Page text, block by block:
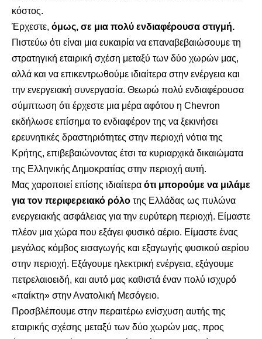
κόστος.
Έρχεστε, όμως, σε μια πολύ ενδιαφέρουσα στιγμή.
Πιστεύω ότι είναι μια ευκαιρία να επαναβεβαιώσουμε τη
στρατηγική εταιρική σχέση μεταξύ των δύο χωρών μας,
αλλά και να επικεντρωθούμε ιδιαίτερα στην ενέργεια και
την ενεργειακή συνεργασία. Θεωρώ πολύ ενδιαφέρουσα
σύμπτωση ότι έρχεστε μια μέρα αφότου η Chevron
εκδήλωσε επίσημα το ενδιαφέρον της να ξεκινήσει
ερευνητικές δραστηριότητες στην περιοχή νότια της
Κρήτης, επιβεβαιώνοντας έτσι τα κυριαρχικά δικαιώματα
της Ελληνικής Δημοκρατίας στην περιοχή αυτή.
Μας χαροποιεί επίσης ιδιαίτερα ότι μπορούμε να μιλάμε
για τον περιφερειακό ρόλο της Ελλάδας ως πυλώνα
ενεργειακής ασφάλειας για την ευρύτερη περιοχή. Είμαστε
πλέον μια χώρα που εξάγει φυσικό αέριο. Είμαστε ένας
μεγάλος κόμβος εισαγωγής και εξαγωγής φυσικού αερίου
στην περιοχή. Εξάγουμε ηλεκτρική ενέργεια, εξάγουμε
πετρελαιοειδή, και αυτό μας καθιστά έναν πολύ ισχυρό
«παίκτη» στην Ανατολική Μεσόγειο.
Προσβλέπουμε στην περαιτέρω ενίσχυση αυτής της
εταιρικής σχέσης μεταξύ των δύο χωρών μας, προς